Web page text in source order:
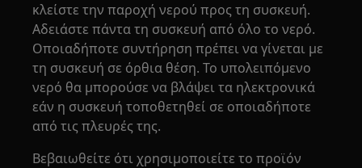
κλείστε την παροχή νερού προς τη συσκευή.
Αδειάστε πάντα τη συσκευή από όλο το νερό.
Οποιαδήποτε συντήρηση πρέπει να γίνεται με
τη συσκευή σε όρθια θέση. Το υπολειπόμενο
νερό θα μπορούσε να βλάψει τα ηλεκτρονικά
εάν η συσκευή τοποθετηθεί σε οποιαδήποτε
από τις πλευρές της.
Βεβαιωθείτε ότι χρησιμοποιείτε το προϊόν